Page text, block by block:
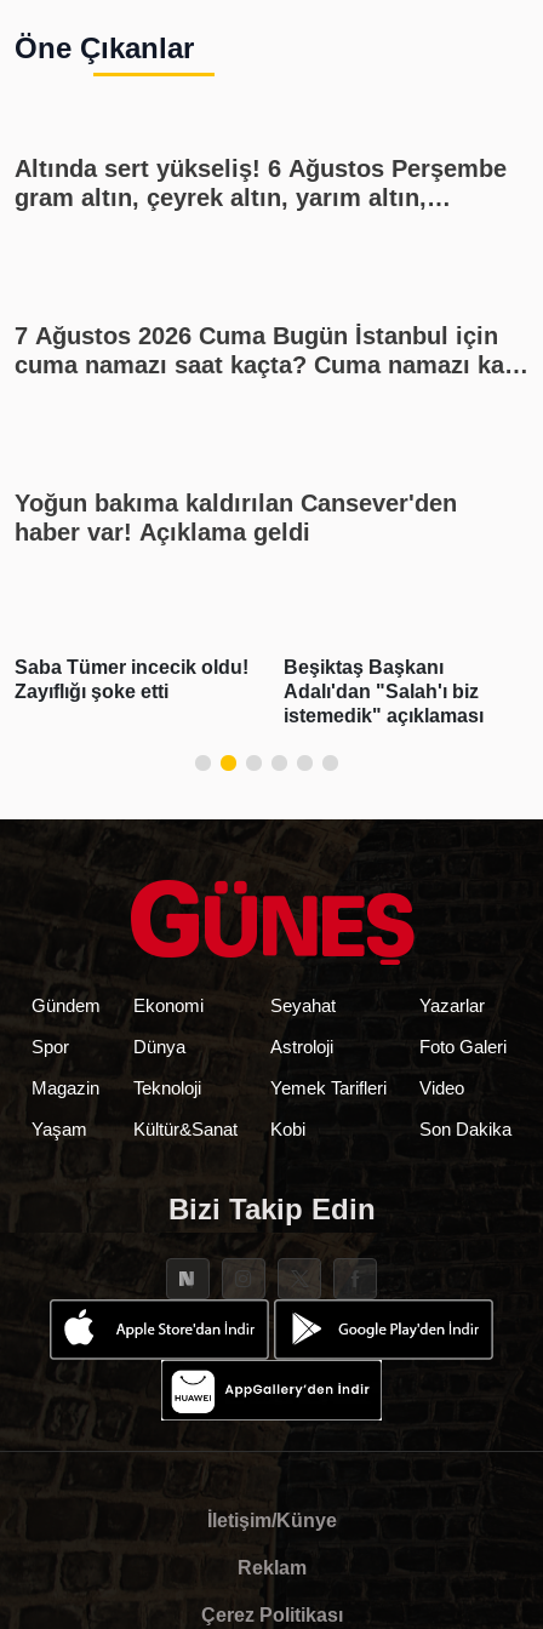
Öne Çıkanlar
Altında sert yükseliş! 6 Ağustos Perşembe
gram altın, çeyrek altın, yarım altın,
7 Ağustos 2026 Cuma Bugün İstanbul için
cuma namazı saat kaçta? Cuma namazı kaç
Yoğun bakıma kaldırılan Cansever'den
haber var! Açıklama geldi
Saba Tümer incecik oldu!
Zayıflığı şoke etti
Beşiktaş Başkanı
Adalı'dan "Salah'ı biz
istemedik" açıklaması
Gündem
Spor
Magazin
Yaşam
Ekonomi
Dünya
Teknoloji
Kültür&Sanat
Seyahat
Astroloji
Yemek Tarifleri
Kobi
Yazarlar
Foto Galeri
Video
Son Dakika
Bizi Takip Edin
İletişim/Künye
Reklam
Çerez Politikası